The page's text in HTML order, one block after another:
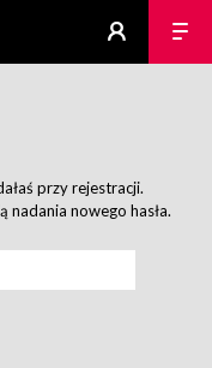
przy rejestracji.
nadania nowego hasła.